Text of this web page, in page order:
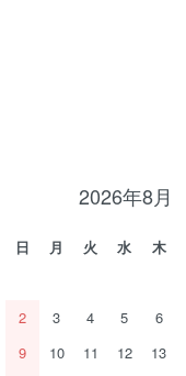
2026年8月
日 月 火 水 木
2
3 4 5 6
9
10 11 12 13